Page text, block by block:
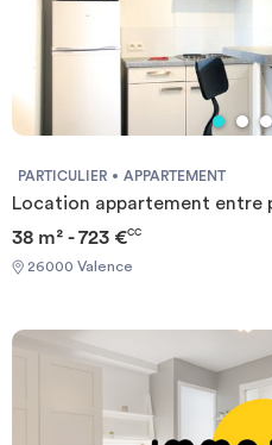
PARTICULIER APPARTEMENT
Location appartement entre
38 m² - 723 €CC
26000 Valence